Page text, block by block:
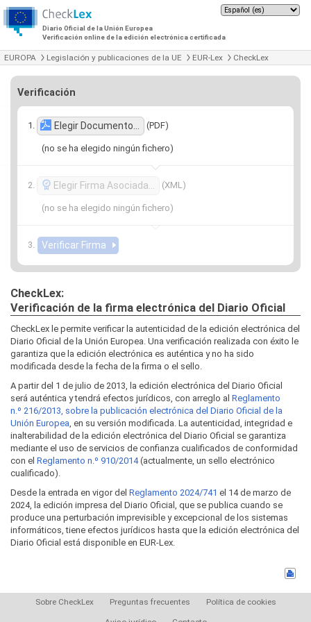
Diario Oficial de la Unión Europea
Verificación online de la edición electrónica certificada
EUROPA Legislación y publicaciones de la UE EUR-Lex CheckLex
Verificación
Elegir Documento… (PDF)
(no se ha elegido ningún fichero)
Elegir Firma Asociada… (XML)
(no se ha elegido ningún fichero)
CheckLex:
Verificación de la firma electrónica del Diario Oficial
CheckLex le permite verificar la autenticidad de la edición electrónica del
Diario Oficial de la Unión Europea. Una verificación realizada con éxito le
garantiza que la edición electrónica es auténtica y no ha sido
modificada desde la fecha de la firma o el sello.
A partir del 1 de julio de 2013, la edición electrónica del Diario Oficial
será auténtica y tendrá efectos jurídicos, con arreglo al Reglamento
n.º 216/2013, sobre la publicación electrónica del Diario Oficial de la
Unión Europea, en su versión modificada. La autenticidad, integridad e
inalterabilidad de la edición electrónica del Diario Oficial se garantiza
mediante el uso de servicios de confianza cualificados de conformidad
con el Reglamento n.º 910/2014(actualmente, un sello electrónico
cualificado).
Desde la entrada en vigor del Reglamento 2024/741 el 14 de marzo de
2024, la edición impresa del Diario Oficial, que se publica cuando se
produce una perturbación imprevisible y excepcional de los sistemas
informáticos, tiene efectos jurídicos hasta que la edición electrónica del
Diario Oficial está disponible en EUR-Lex.
Sobre CheckLex Preguntas frecuentes Política de cookies